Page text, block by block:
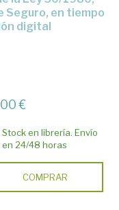
Seguro, en tiempo
digital
€
Stock en librería. Envío
en 24/48 horas
COMPRAR